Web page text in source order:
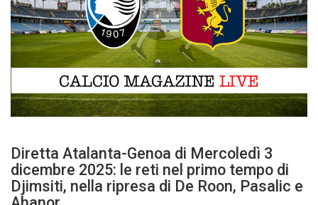
Diretta Atalanta-Genoa di Mercoledì 3
dicembre 2025: le reti nel primo tempo di
Djimsiti, nella ripresa di De Roon, Pasalic e